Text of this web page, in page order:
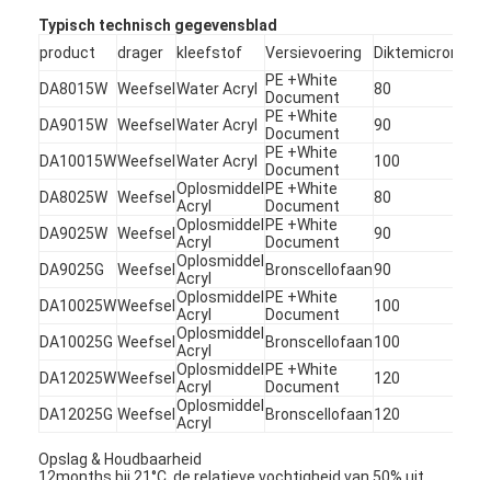
Typisch technisch gegevensblad
product
drager kleefstof Versievoering Diktemicron
DA8015W Weefsel Water Acryl
PE +White
Document
80
DA9015W Weefsel Water Acryl
PE +White
Document
90
DA10015WWeefsel Water Acryl
PE +White
Document
100
DA8025W Weefsel Oplosmiddel
Acryl
PE +White
Document
80
DA9025W Weefsel Oplosmiddel
Acryl
PE +White
Document
90
DA9025G Weefsel Oplosmiddel
Acryl
Bronscellofaan90
DA10025WWeefsel Oplosmiddel
Acryl
PE +White
Document
100
DA10025G Weefsel Oplosmiddel
Acryl
Bronscellofaan100
DA12025WWeefsel Oplosmiddel
Acryl
PE +White
Document
120
DA12025G Weefsel Oplosmiddel
Acryl
Bronscellofaan120
Opslag & Houdbaarheid